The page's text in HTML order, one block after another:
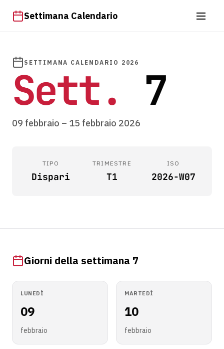
Settimana Calendario
SETTIMANA CALENDARIO 2026
Sett. 7
09 febbraio – 15 febbraio 2026
TIPO
Dispari
TRIMESTRE
T1
ISO
2026-W07
Giorni della settimana 7
LUNEDÌ
09
febbraio
MARTEDÌ
10
febbraio